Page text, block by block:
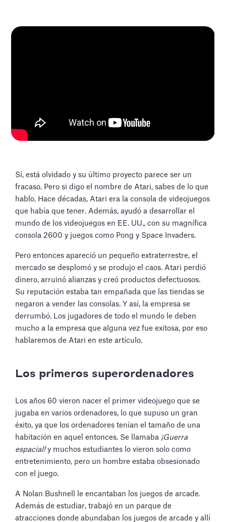
Sí, está olvidado y su último proyecto parece ser un
fracaso. Pero si digo el nombre de Atari, sabes de lo que
hablo. Hace décadas, Atari era la consola de videojuegos
que había que tener. Además, ayudó a desarrollar el
mundo de los videojuegos en EE. UU., con su magnífica
consola 2600 y juegos como Pong y Space Invaders.
Pero entonces apareció un pequeño extraterrestre, el
mercado se desplomó y se produjo el caos. Atari perdió
dinero, arruinó alianzas y creó productos defectuosos.
Su reputación estaba tan empañada que las tiendas se
negaron a vender las consolas. Y así, la empresa se
derrumbó. Los jugadores de todo el mundo le deben
mucho a la empresa que alguna vez fue exitosa, por eso
hablaremos de Atari en este artículo.
Los primeros superordenadores
Los años 60 vieron nacer el primer videojuego que se
jugaba en varios ordenadores, lo que supuso un gran
éxito, ya que los ordenadores tenían el tamaño de una
habitación en aquel entonces. Se llamaba ¡Guerra
espacial!y muchos estudiantes lo vieron solo como
entretenimiento, pero un hombre estaba obsesionado
con el juego.
A Nolan Bushnell le encantaban los juegos de arcade.
Además de estudiar, trabajó en un parque de
atracciones donde abundaban los juegos de arcade y allí